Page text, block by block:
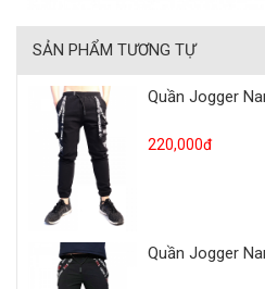
SẢN PHẨM TƯƠNG TỰ
Quần Jogger
220,000đ
Quần Jogger